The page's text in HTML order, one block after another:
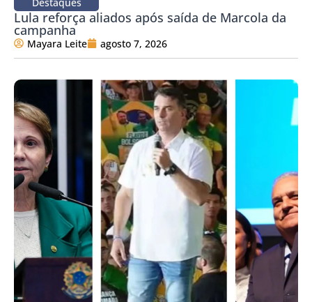
Lula reforça aliados após saída de Marcola da
campanha
Mayara Leite agosto 7, 2026